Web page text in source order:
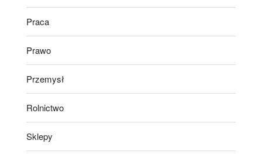
Praca
Prawo
Przemysł
Rolnictwo
Sklepy